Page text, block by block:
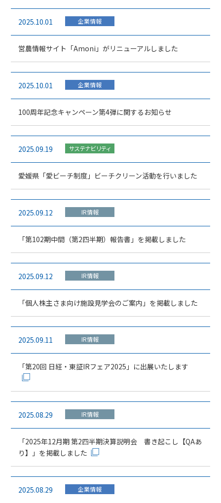
2025.10.01 企業情報
営農情報サイト「Amoni」がリニューアルしました
2025.10.01 企業情報
100周年記念キャンペーン第4弾に関するお知らせ
2025.09.19 サステナビリティ
愛媛県「愛ビーチ制度」ビーチクリーン活動を行いました
2025.09.12 IR情報
「第102期中間（第2四半期）報告書」を掲載しました
2025.09.12 IR情報
「個人株主さま向け施設見学会のご案内」を掲載しました
2025.09.11 IR情報
「第20回 日経・東証IRフェア2025」に出展いたします
2025.08.29 IR情報
「2025年12月期 第2四半期決算説明会 書き起こし【QAあ
り】」を掲載しました
2025.08.29 企業情報